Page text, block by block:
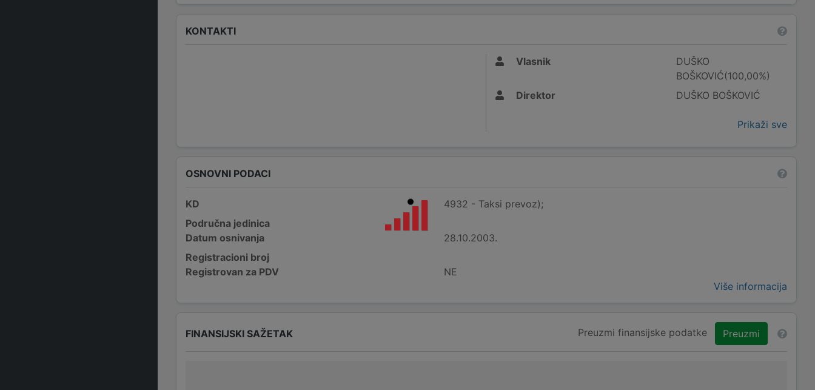
KONTAKTI
Vlasnik
DUŠKO
BOŠKOVIĆ(100,00%)
Direktor
DUŠKO BOŠKOVIĆ
Prikaži sve
OSNOVNI PODACI
KD
4932 - Taksi prevoz);
Područna jedinica
Datum osnivanja
28.10.2003.
Registracioni broj
Registrovan za PDV
NE
Više informacija
FINANSIJSKI SAŽETAK Preuzmi finansijske podatke Preuzmi